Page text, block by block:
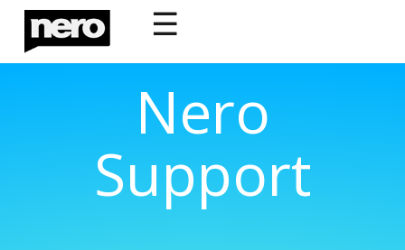
☰
Nero
Support